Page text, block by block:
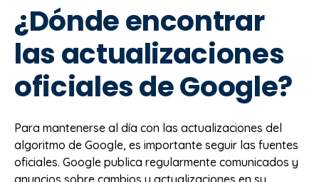
¿Dónde encontrar
las actualizaciones
oficiales de Google?
Para mantenerse al día con las actualizaciones del
algoritmo de Google, es importante seguir las fuentes
oficiales. Google publica regularmente comunicados y
anuncios sobre cambios y actualizaciones en su